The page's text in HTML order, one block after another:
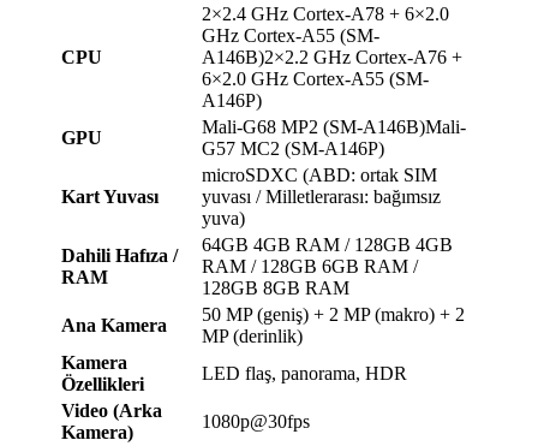
CPU
2×2.4 GHz Cortex-A78 + 6×2.0
GHz Cortex-A55 (SM-
A146B)2×2.2 GHz Cortex-A76 +
6×2.0 GHz Cortex-A55 (SM-
A146P)
GPU
Mali-G68 MP2 (SM-A146B)Mali-
G57 MC2 (SM-A146P)
Kart Yuvası
microSDXC (ABD: ortak SIM
yuvası / Milletlerarası: bağımsız
yuva)
Dahili Hafıza /
RAM
64GB 4GB RAM / 128GB 4GB
RAM / 128GB 6GB RAM /
128GB 8GB RAM
Ana Kamera
50 MP (geniş) + 2 MP (makro) + 2
MP (derinlik)
Kamera
Özellikleri
LED flaş, panorama, HDR
Video (Arka
Kamera)
1080p@30fps